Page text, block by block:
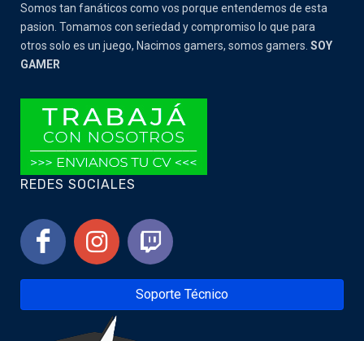
Somos tan fanáticos como vos porque entendemos de esta
pasion. Tomamos con seriedad y compromiso lo que para
otros solo es un juego, Nacimos gamers, somos gamers. SOY
GAMER
REDES SOCIALES
Soporte Técnico